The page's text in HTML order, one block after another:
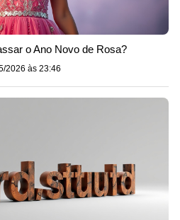
o Ano Novo de Rosa?
2026 às 23:46